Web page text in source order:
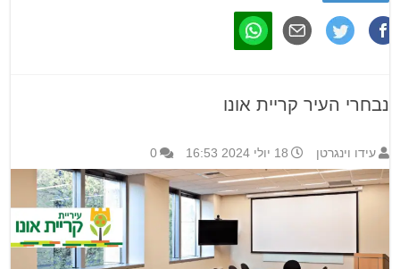
נבחרי העיר קריית אונו
עידו וינגרטן 18 יולי 2024 16:53 0